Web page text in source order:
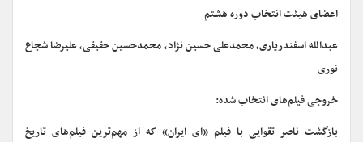
اعضای هیئت انتخاب دوره هشتم
عبدالله اسفندریاری، محمدعلی حسین نژاد، محمدحسین حقیقی، علیرضا شجاع
نوری
خروجی فیلم‌های انتخاب شده:
بازگشت ناصر تقوایی با فیلم «ای ایران» که از مهم‌ترین فیلم‌های تاریخ